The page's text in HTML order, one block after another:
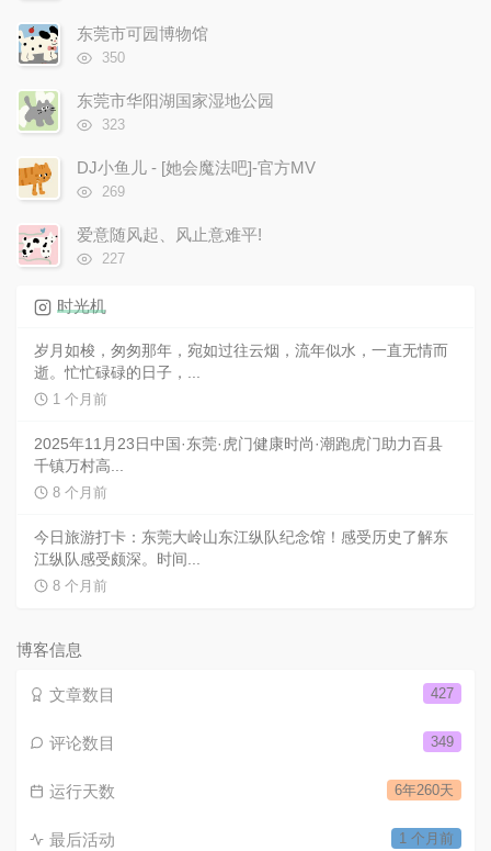
次
数:
东莞市可园博物馆
浏
次
数:
350
东莞市华阳湖国家湿地公园
浏
次
数:
323
DJ小鱼儿 - [她会魔法吧]-官方MV
浏
次
数:
269
爱意随风起、风止意难平!
浏
数:
227
时光机
岁月如梭，匆匆那年，宛如过往云烟，流年似水，一直无情而
逝。忙忙碌碌的日子，...
1 个月前
2025年11月23日中国·东莞·虎门健康时尚·潮跑虎门助力百县
千镇万村高...
8 个月前
今日旅游打卡：东莞大岭山东江纵队纪念馆！感受历史了解东
江纵队感受颇深。时间...
8 个月前
博客信息
427
文章数目
349
评论数目
6年260天
运行天数
1 个月前
最后活动